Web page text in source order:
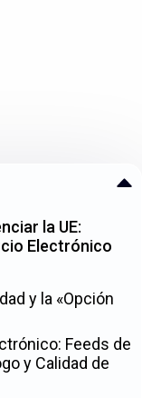
la UE:
Electrónico
y la «Opción
Feeds de
y Calidad de